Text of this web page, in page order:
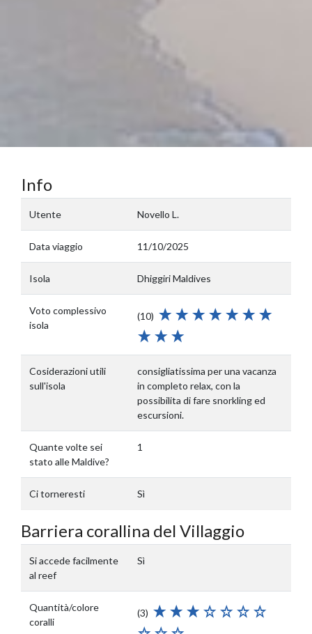
Info
Utente Novello L.
Data viaggio 11/10/2025
Isola Dhiggiri Maldives
Voto complessivo
isola
(10)
Cosiderazioni utili
sull'isola
consigliatissima per una vacanza
in completo relax, con la
possibilita di fare snorkling ed
escursioni.
Quante volte sei
stato alle Maldive?
1
Ci torneresti Sì
Barriera corallina del Villaggio
Si accede facilmente
al reef
Sì
Quantità/colore
coralli
(3)